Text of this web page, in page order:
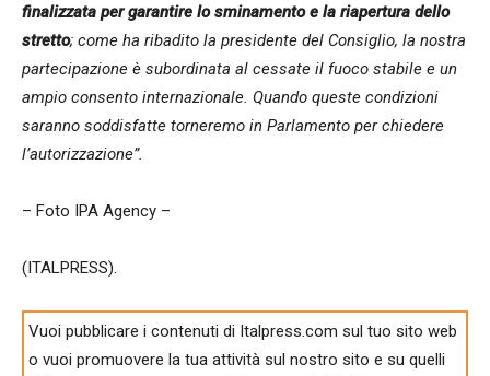
finalizzata per garantire lo sminamento e la riapertura dello
stretto; come ha ribadito la presidente del Consiglio, la nostra
partecipazione è subordinata al cessate il fuoco stabile e un
ampio consento internazionale. Quando queste condizioni
saranno soddisfatte torneremo in Parlamento per chiedere
l’autorizzazione”.
– Foto IPA Agency –
(ITALPRESS).
Vuoi pubblicare i contenuti di Italpress.com sul tuo sito web
o vuoi promuovere la tua attività sul nostro sito e su quelli